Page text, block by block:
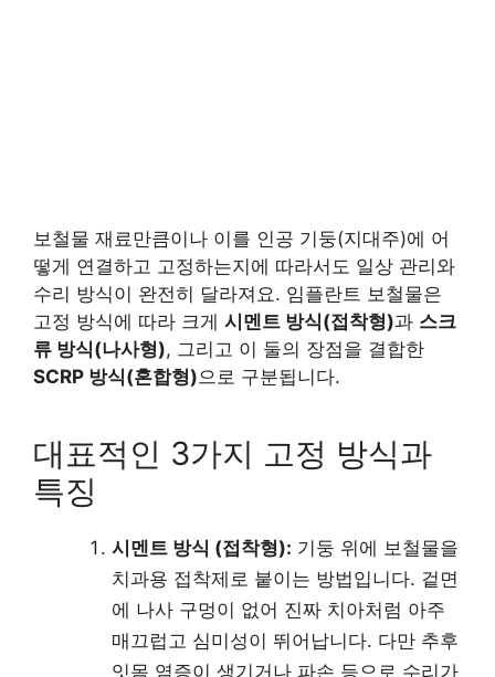
보철물 재료만큼이나 이를 인공 기둥(지대주)에 어
떻게 연결하고 고정하는지에 따라서도 일상 관리와
수리 방식이 완전히 달라져요. 임플란트 보철물은
고정 방식에 따라 크게 시멘트 방식(접착형)과 스크
류 방식(나사형), 그리고 이 둘의 장점을 결합한
SCRP 방식(혼합형)으로 구분됩니다.
대표적인 3가지 고정 방식과
특징
시멘트 방식 (접착형): 기둥 위에 보철물을
치과용 접착제로 붙이는 방법입니다. 겉면
에 나사 구멍이 없어 진짜 치아처럼 아주
매끄럽고 심미성이 뛰어납니다. 다만 추후
잇몸 염증이 생기거나 파손 등으로 수리가